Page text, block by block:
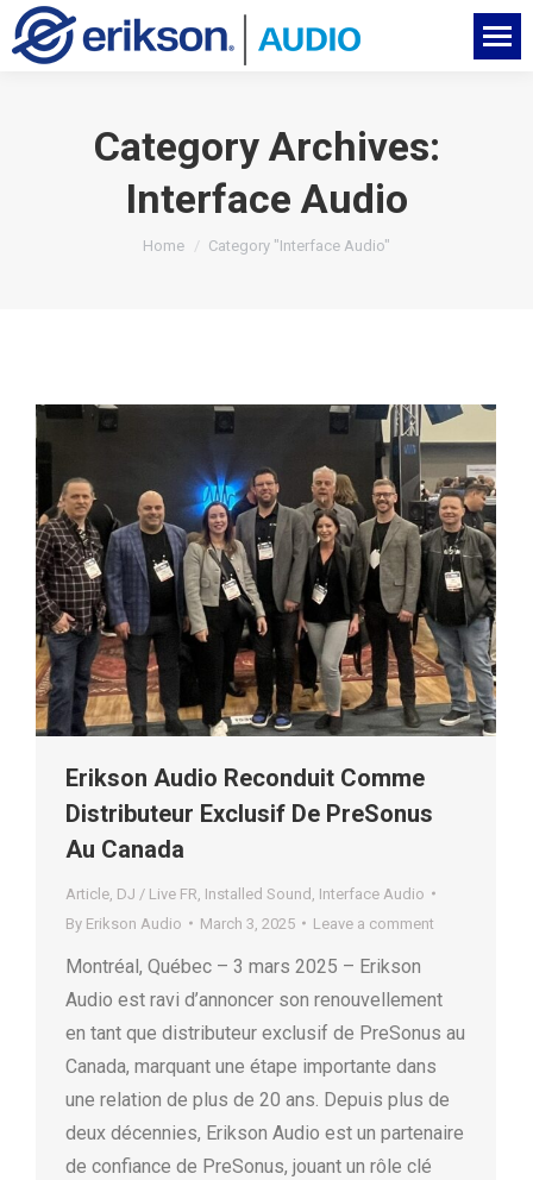
Category Archives:
Interface Audio
You are here:
Home Category "Interface Audio"
Erikson Audio Reconduit Comme
Distributeur Exclusif De PreSonus
Au Canada
Article DJ / Live FR Installed Sound Interface Audio
By Erikson Audio March 3, 2025 Leave a comment
Montréal, Québec – 3 mars 2025 – Erikson
Audio est ravi d’annoncer son renouvellement
en tant que distributeur exclusif de PreSonus au
Canada, marquant une étape importante dans
une relation de plus de 20 ans. Depuis plus de
deux décennies, Erikson Audio est un partenaire
de confiance de PreSonus, jouant un rôle clé